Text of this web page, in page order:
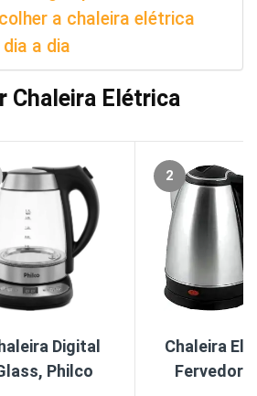
a chaleira elétrica
a dia
Chaleira Elétrica
Digital
Philco
2
Chaleira
Fervedor